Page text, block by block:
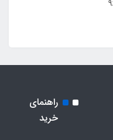
راهنمای
خرید